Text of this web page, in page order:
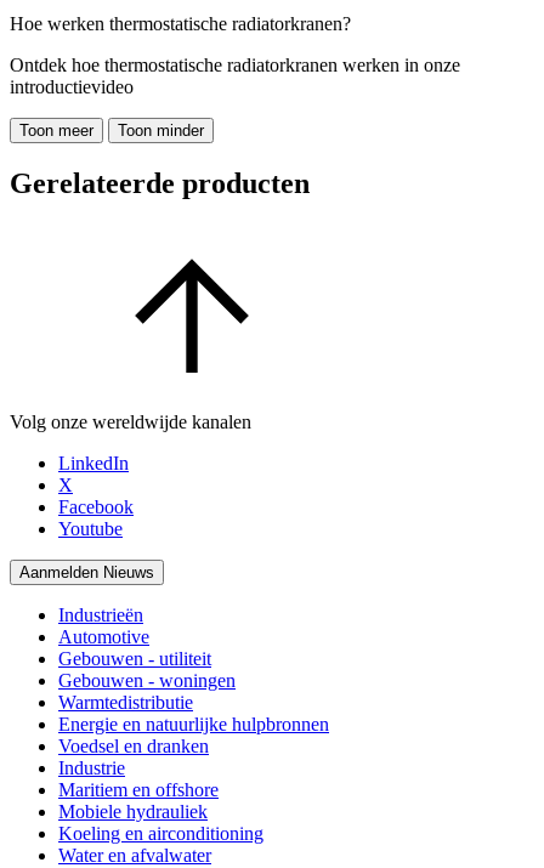
Hoe werken thermostatische radiatorkranen?
Ontdek hoe thermostatische radiatorkranen werken in onze
introductievideo
Toon meer Toon minder
Gerelateerde producten
Volg onze wereldwijde kanalen
LinkedIn
X
Facebook
Youtube
Aanmelden Nieuws
Industrieën
Automotive
Gebouwen - utiliteit
Gebouwen - woningen
Warmtedistributie
Energie en natuurlijke hulpbronnen
Voedsel en dranken
Industrie
Maritiem en offshore
Mobiele hydrauliek
Koeling en airconditioning
Water en afvalwater